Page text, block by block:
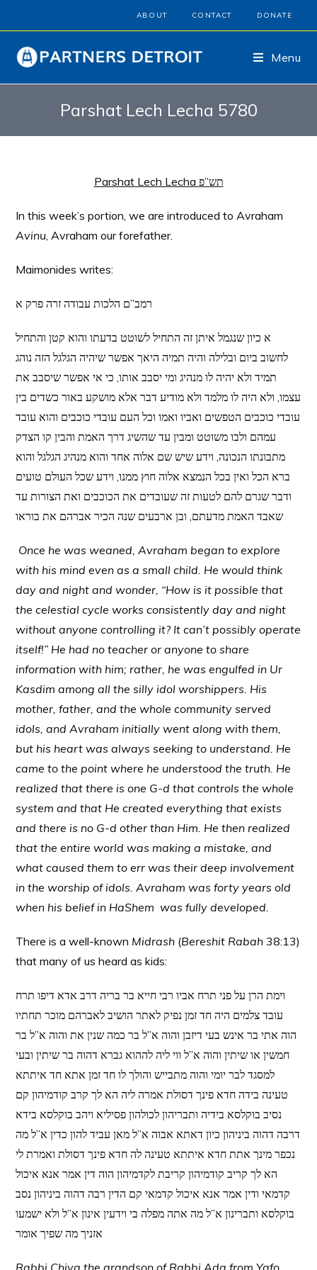
ABOUT CONTACT DONATE
Menu
Parshat Lech Lecha 5780
Parshat Lech Lecha תש”פ
In this week’s portion, we are introduced to Avraham
Avinu, Avraham our forefather.
Maimonides writes:
רמב”ם הלכות עבודה זרה פרק א
א כיון שנגמל איתן זה התחיל לשוטט בדעתו והוא קטן והתחיל
לחשוב ביום ובלילה והיה תמיה היאך אפשר שיהיה הגלגל הזה נוהג
תמיד ולא יהיה לו מנהיג ומי יסבב אותו, כי אי אפשר שיסבב את
עצמו, ולא היה לו מלמד ולא מודיע דבר אלא מושקע באור כשדים בין
עובדי כוכבים הטפשים ואביו ואמו וכל העם עובדי כוכבים והוא עובד
עמהם ולבו משוטט ומבין עד שהשיג דרך האמת והבין קו הצדק
מתבונתו הנכונה, וידע שיש שם אלוה אחד והוא מנהיג הגלגל והוא
ברא הכל ואין בכל הנמצא אלוה חוץ ממנו, וידע שכל העולם טועים
ודבר שגרם להם לטעות זה שעובדים את הכוכבים ואת הצורות עד
שאבד האמת מדעתם, ובן ארבעים שנה הכיר אברהם את בוראו
Once he was weaned, Avraham began to explore
with his mind even as a small child. He would think
day and night and wonder, “How is it possible that
the celestial cycle works consistently day and night
without anyone controlling it? It can’t possibly operate
itself!” He had no teacher or anyone to share
information with him; rather, he was engulfed in Ur
Kasdim among all the silly idol worshippers. His
mother, father, and the whole community served
idols, and Avraham initially went along with them,
but his heart was always seeking to understand. He
came to the point where he understood the truth. He
realized that there is one G-d that controls the whole
system and that He created everything that exists
and there is no G-d other than Him. He then realized
that the entire world was making a mistake, and
what caused them to err was their deep involvement
in the worship of idols. Avraham was forty years old
when his belief in HaShem was fully developed.
There is a well-known Midrash (Bereshit Rabah 38:13)
that many of us heard as kids:
וימת הרן על פני תרח אביו רבי חייא בר בריה דרב אדא דיפו תרח
עובד צלמים היה חד זמן נפיק לאתר הושיב לאברהם מוכר תחתיו
הוה אתי בר אינש בעי דיזבן והוה א”ל בר כמה שנין את והוה א”ל בר
חמשין או שיתין והוה א”ל ווי ליה לההוא גברא דהוה בר שיתין ובעי
למסגד לבר יומי והוה מתבייש והולך לו חד זמן אתא חד איתתא
טעינה בידה חדא פינך דסולת אמרה ליה הא לך קרב קודמיהון קם
נסיב בוקלסא בידיה ותבריהון לכולהון פסיליא ויהב בוקלסא בידא
דרבה דהוה ביניהון כיון דאתא אבוה א”ל מאן עביד להון כדין א”ל מה
נכפר מינך אתת חדא איתתא טעינה לה חדא פינך דסולת ואמרת לי
הא לך קריב קודמיהון קריבת לקדמיהון הוה דין אמר אנא איכול
קדמאי ודין אמר אנא איכול קדמאי קם הדין רבה דהוה ביניהון נסב
בוקלסא ותברינון א”ל מה אתה מפלה בי וידעין אינון א”ל ולא ישמעו
אזניך מה שפיך אומר
Rabbi Chiya the grandson of Rabbi Ada from Yafo